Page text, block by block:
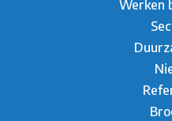
Werken